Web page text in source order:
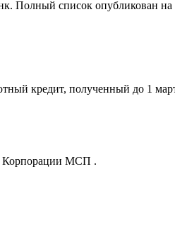
Полный список опубликован
кредит, полученный до 1
Корпорации МСП .